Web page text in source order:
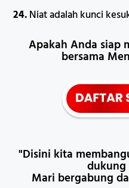
24.Niat adalah kunci
Apakah Anda siap
bersama
"Disini kita
Mari bergabung